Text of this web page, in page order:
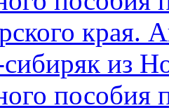
края.
из
пособия